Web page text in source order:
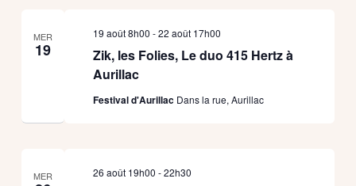
MER
19
Zik, les Folies, Le duo 415 Hertz à
Aurillac
19 août 8h00 -22 août 17h00
Festival d'Aurillac Dans la rue, Aurillac
MER 26 août 19h00 -22h30